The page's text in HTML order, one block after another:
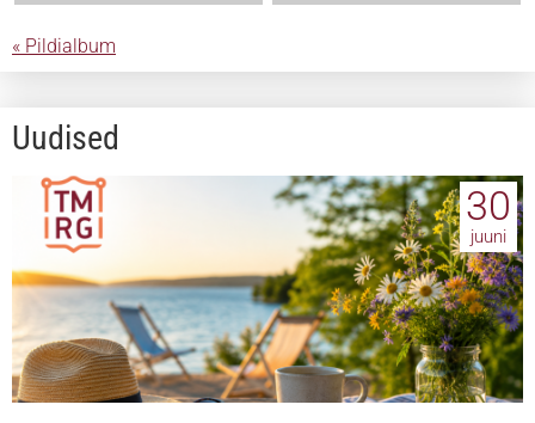
« Pildialbum
Uudised
30
juuni